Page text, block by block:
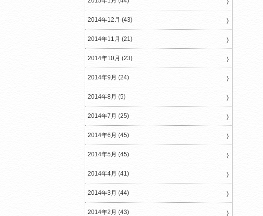
2014年12月 (43)
2014年11月 (21)
2014年10月 (23)
2014年9月 (24)
2014年8月 (5)
2014年7月 (25)
2014年6月 (45)
2014年5月 (45)
2014年4月 (41)
2014年3月 (44)
2014年2月 (43)